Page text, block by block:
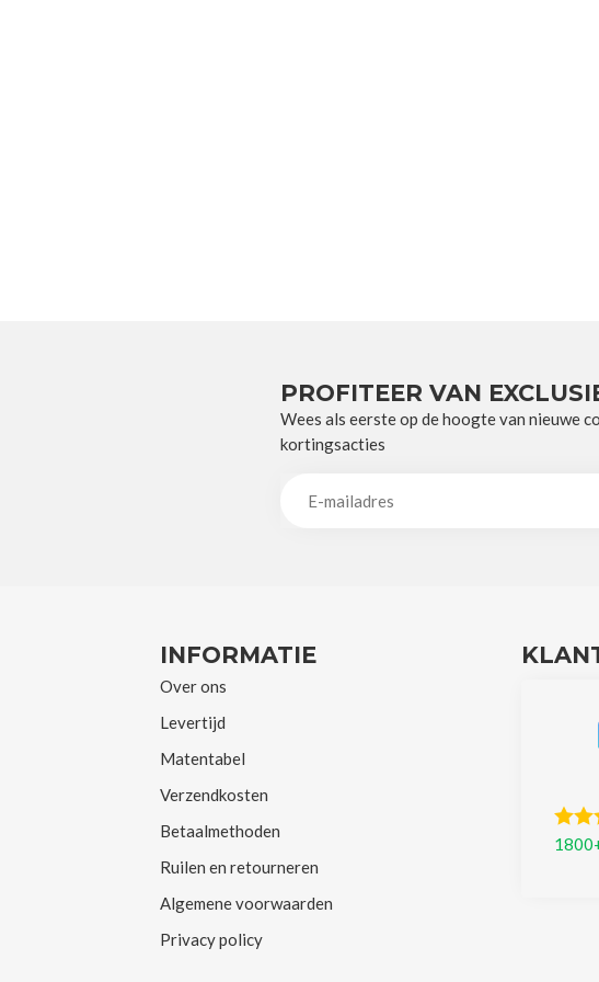
PROFITEER VAN
Wees als eerste op de hoogte van nieuwe
kortingsacties
INFORMATIE
Over ons
Levertijd
Matentabel
Verzendkosten
Betaalmethoden
Ruilen en retourneren
Algemene voorwaarden
Privacy policy